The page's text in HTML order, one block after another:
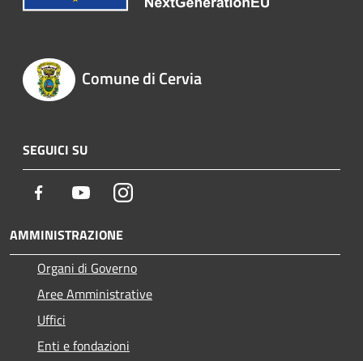
Comune di Cervia
SEGUICI SU
Facebook YoutubeInstagram
AMMINISTRAZIONE
Organi di Governo
Aree Amministrative
Uffici
Enti e fondazioni